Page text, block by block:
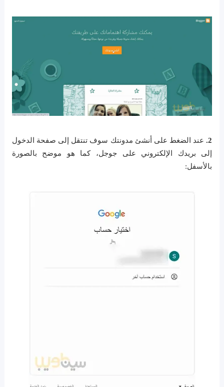
2. عند الضغط على أنشئ مدونتك سوف تنتقل إلى صفحة الدخول
إلى بريدك الإلكتروني على جوجل، كما هو موضح بالصورة
بالأسفل: